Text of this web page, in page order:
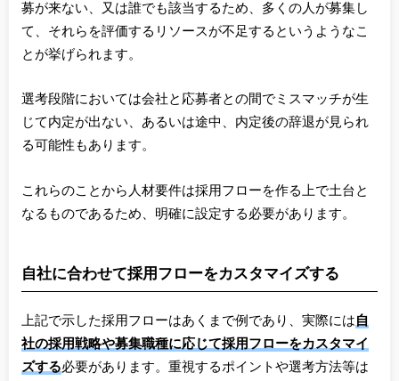
募が来ない、又は誰でも該当するため、多くの人が募集し
て、それらを評価するリソースが不足するというようなこ
とが挙げられます。
選考段階においては会社と応募者との間でミスマッチが生
じて内定が出ない、あるいは途中、内定後の辞退が見られ
る可能性もあります。
これらのことから人材要件は採用フローを作る上で土台と
なるものであるため、明確に設定する必要があります。
自社に合わせて採用フローをカスタマイズする
上記で示した採用フローはあくまで例であり、実際には 自
社の採用戦略や募集職種に応じて採用フローをカスタマイ
ズする必要があります。重視するポイントや選考方法等は